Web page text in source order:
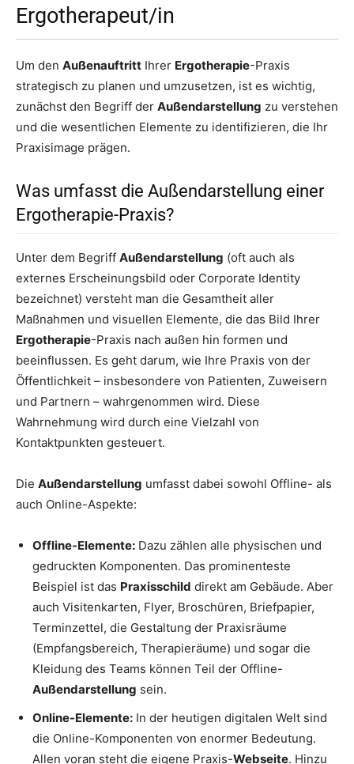
Ergotherapeut/in
Um den Außenauftritt Ihrer Ergotherapie-Praxis
strategisch zu planen und umzusetzen, ist es wichtig,
zunächst den Begriff der Außendarstellung zu verstehen
und die wesentlichen Elemente zu identifizieren, die Ihr
Praxisimage prägen.
Was umfasst die Außendarstellung einer
Ergotherapie-Praxis?
Unter dem Begriff Außendarstellung (oft auch als
externes Erscheinungsbild oder Corporate Identity
bezeichnet) versteht man die Gesamtheit aller
Maßnahmen und visuellen Elemente, die das Bild Ihrer
Ergotherapie-Praxis nach außen hin formen und
beeinflussen. Es geht darum, wie Ihre Praxis von der
Öffentlichkeit – insbesondere von Patienten, Zuweisern
und Partnern – wahrgenommen wird. Diese
Wahrnehmung wird durch eine Vielzahl von
Kontaktpunkten gesteuert.
Die Außendarstellung umfasst dabei sowohl Offline- als
auch Online-Aspekte:
Offline-Elemente: Dazu zählen alle physischen und
gedruckten Komponenten. Das prominenteste
Beispiel ist das Praxisschild direkt am Gebäude. Aber
auch Visitenkarten, Flyer, Broschüren, Briefpapier,
Terminzettel, die Gestaltung der Praxisräume
(Empfangsbereich, Therapieräume) und sogar die
Kleidung des Teams können Teil der Offline-
Außendarstellung sein.
Online-Elemente: In der heutigen digitalen Welt sind
die Online-Komponenten von enormer Bedeutung.
Allen voran steht die eigene Praxis-Webseite. Hinzu